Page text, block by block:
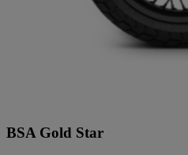
BSA Gold Star